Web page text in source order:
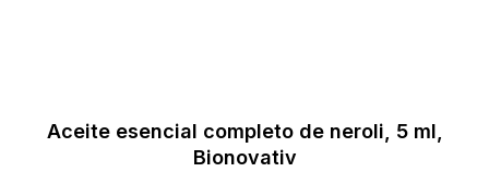
Aceite esencial completo de neroli, 5 ml,
Bionovativ